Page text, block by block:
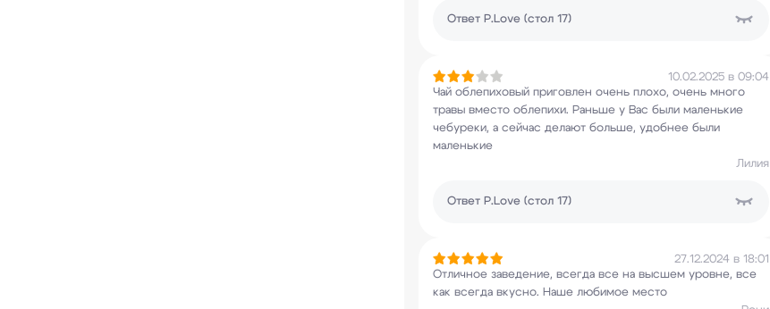
Ответ P.Love (стол 17)
10.02.2025 в 09:04
Чай облепиховый приговлен очень плохо, очень много
травы вместо облепихи. Раньше у Вас были маленькие
чебуреки, а сейчас делают больше, удобнее были
маленькие
Лилия
Ответ P.Love (стол 17)
27.12.2024 в 18:01
Отличное заведение, всегда все на высшем уровне, все
как всегда вкусно. Наше любимое место